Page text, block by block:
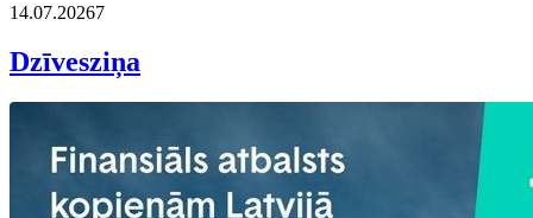
14.07.20267
Dzīvesziņa